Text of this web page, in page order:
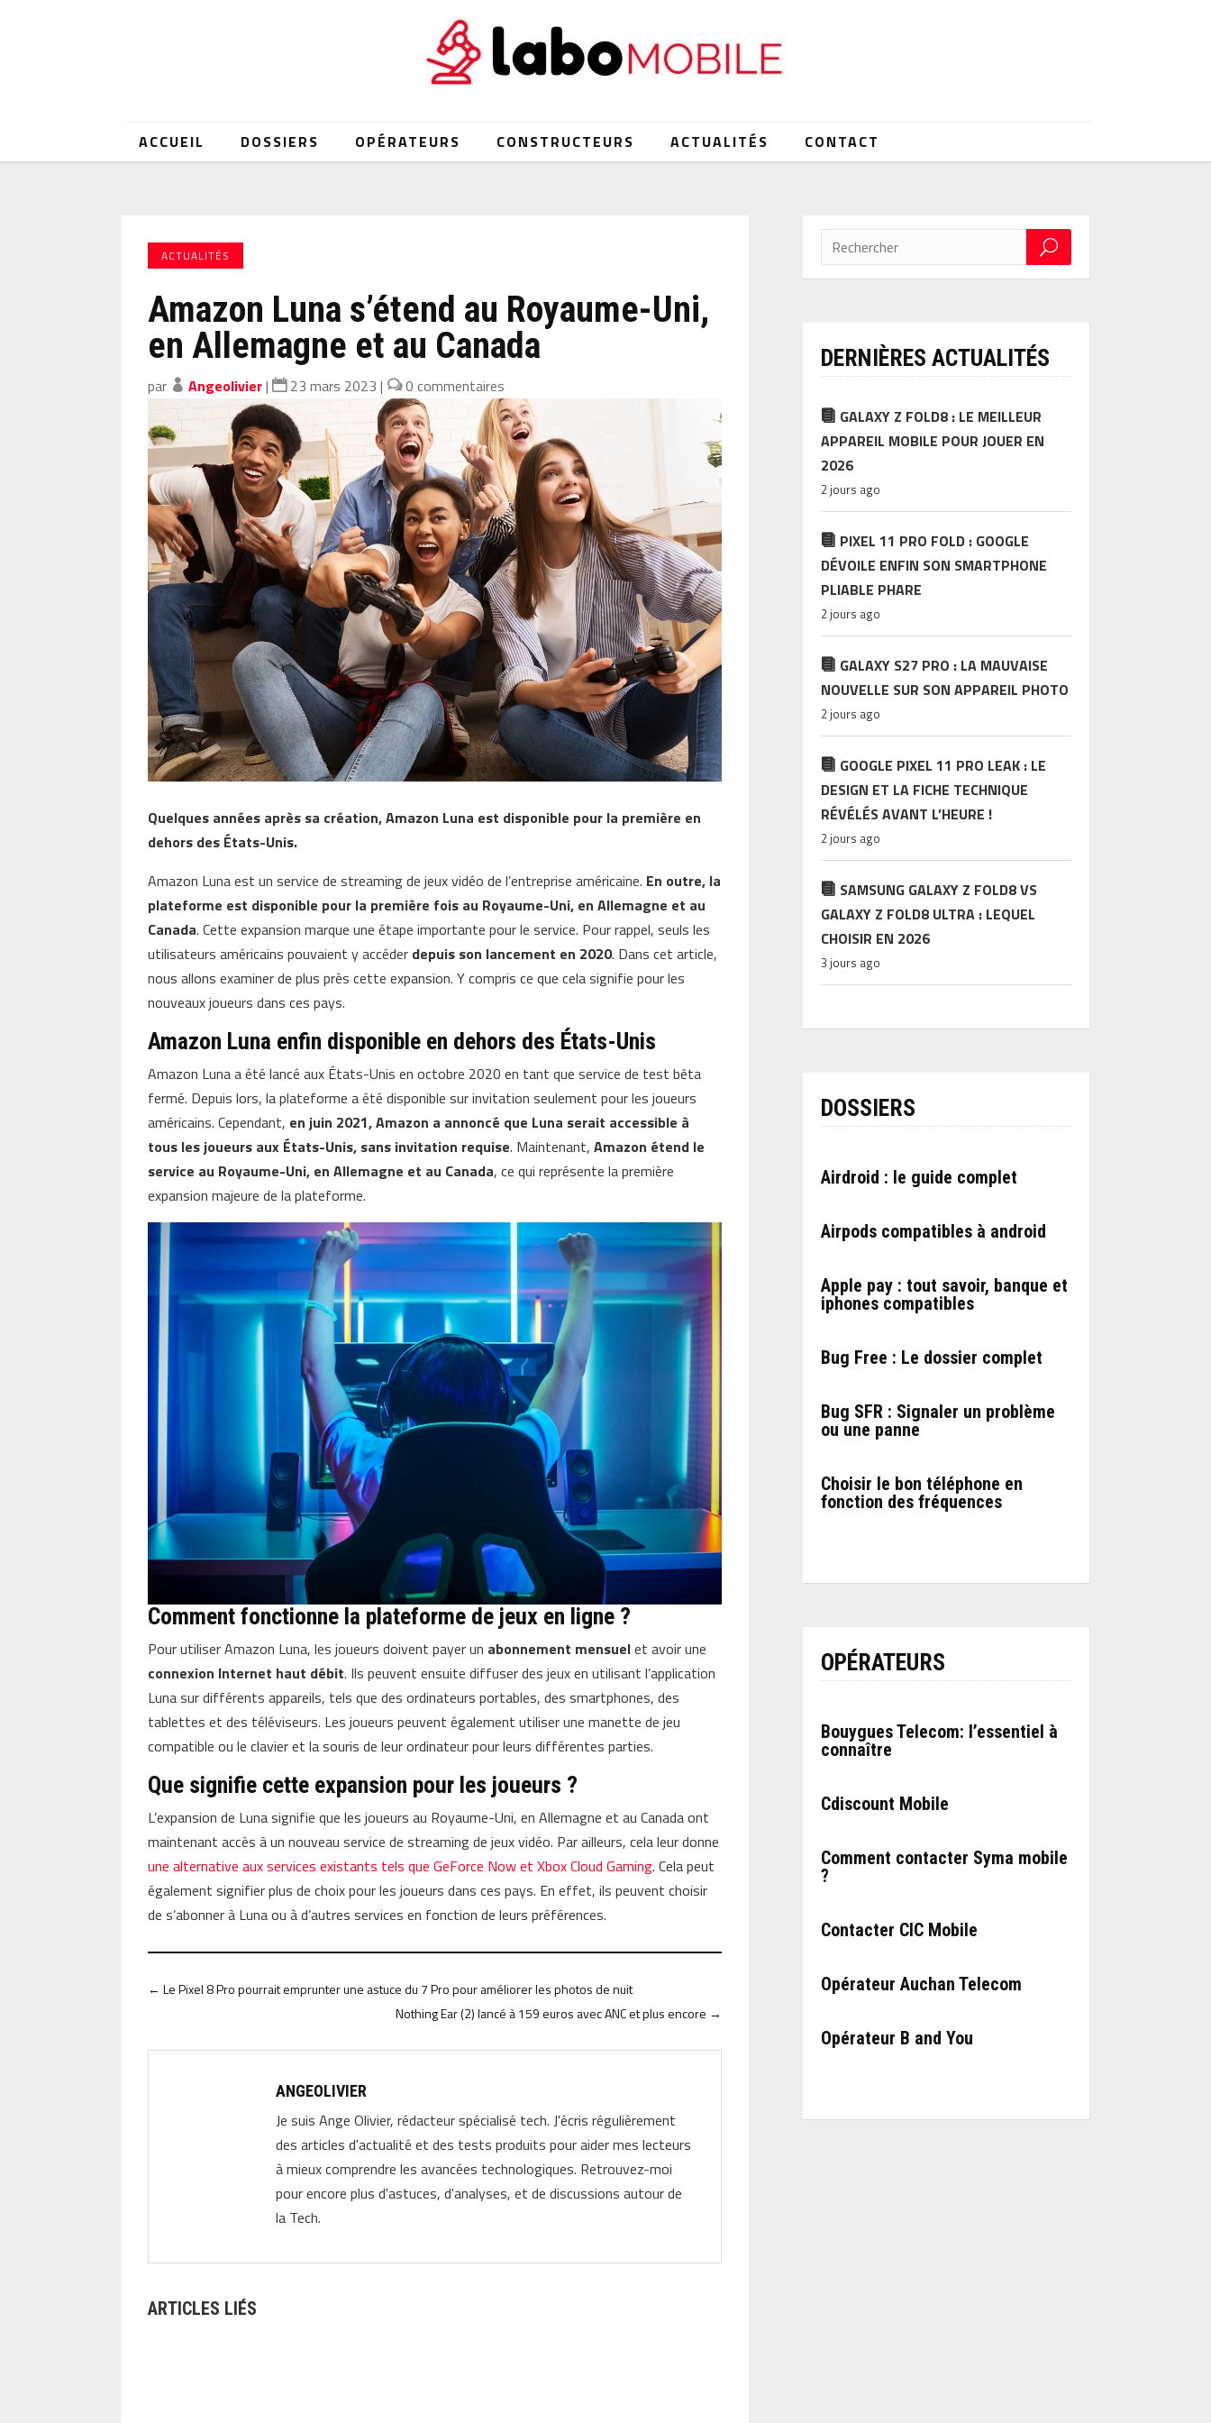
ACCUEIL DOSSIERS OPÉRATEURS CONSTRUCTEURS ACTUALITÉS CONTACT
ACTUALITÉS
Amazon Luna s’étend au Royaume-Uni,
en Allemagne et au Canada
par Angeolivier| 23 mars 2023 | 0 commentaires
Quelques années après sa création, Amazon Luna est disponible pour la première en
dehors des États-Unis.
Amazon Luna est un service de streaming de jeux vidéo de l’entreprise américaine. En outre, la
plateforme est disponible pour la première fois au Royaume-Uni, en Allemagne et au
Canada. Cette expansion marque une étape importante pour le service. Pour rappel, seuls les
utilisateurs américains pouvaient y accéder depuis son lancement en 2020. Dans cet article,
nous allons examiner de plus près cette expansion. Y compris ce que cela signifie pour les
nouveaux joueurs dans ces pays.
Amazon Luna enfin disponible en dehors des États-Unis
Amazon Luna a été lancé aux États-Unis en octobre 2020 en tant que service de test bêta
fermé. Depuis lors, la plateforme a été disponible sur invitation seulement pour les joueurs
américains. Cependant, en juin 2021, Amazon a annoncé que Luna serait accessible à
tous les joueurs aux États-Unis, sans invitation requise. Maintenant,Amazon étend le
service au Royaume-Uni, en Allemagne et au Canada, ce qui représente la première
expansion majeure de la plateforme.
Comment fonctionne la plateforme de jeux en ligne ?
Pour utiliser Amazon Luna, les joueurs doivent payer un abonnement mensuelet avoir une
connexion Internet haut débit. Ils peuvent ensuite diffuser des jeux en utilisant l’application
Luna sur différents appareils, tels que des ordinateurs portables, des smartphones, des
tablettes et des téléviseurs. Les joueurs peuvent également utiliser une manette de jeu
compatible ou le clavier et la souris de leur ordinateur pour leurs différentes parties.
Que signifie cette expansion pour les joueurs ?
L’expansion de Luna signifie que les joueurs au Royaume-Uni, en Allemagne et au Canada ont
maintenant accès à un nouveau service de streaming de jeux vidéo. Par ailleurs, cela leur donne
une alternative aux services existants tels que GeForce Now et Xbox Cloud Gaming. Cela peut
également signifier plus de choix pour les joueurs dans ces pays. En effet, ils peuvent choisir
de s’abonner à Luna ou à d’autres services en fonction de leurs préférences.
←Le Pixel 8 Pro pourrait emprunter une astuce du 7 Pro pour améliorer les photos de nuit
Nothing Ear (2) lancé à 159 euros avec ANC et plus encore →
ANGEOLIVIER
Je suis Ange Olivier, rédacteur spécialisé tech. J'écris régulièrement
des articles d'actualité et des tests produits pour aider mes lecteurs
à mieux comprendre les avancées technologiques. Retrouvez-moi
pour encore plus d'astuces, d'analyses, et de discussions autour de
la Tech.
ARTICLES LIÉS
DERNIÈRES ACTUALITÉS
GALAXY Z FOLD8 : LE MEILLEUR
APPAREIL MOBILE POUR JOUER EN
2026
2 jours ago
PIXEL 11 PRO FOLD : GOOGLE
DÉVOILE ENFIN SON SMARTPHONE
PLIABLE PHARE
2 jours ago
GALAXY S27 PRO : LA MAUVAISE
NOUVELLE SUR SON APPAREIL PHOTO
2 jours ago
GOOGLE PIXEL 11 PRO LEAK : LE
DESIGN ET LA FICHE TECHNIQUE
RÉVÉLÉS AVANT L’HEURE !
2 jours ago
SAMSUNG GALAXY Z FOLD8 VS
GALAXY Z FOLD8 ULTRA : LEQUEL
CHOISIR EN 2026
3 jours ago
DOSSIERS
Airdroid : le guide complet
Airpods compatibles à android
Apple pay : tout savoir, banque et
iphones compatibles
Bug Free : Le dossier complet
Bug SFR : Signaler un problème
ou une panne
Choisir le bon téléphone en
fonction des fréquences
OPÉRATEURS
Bouygues Telecom: l’essentiel à
connaître
Cdiscount Mobile
Comment contacter Syma mobile
?
Contacter CIC Mobile
Opérateur Auchan Telecom
Opérateur B and You